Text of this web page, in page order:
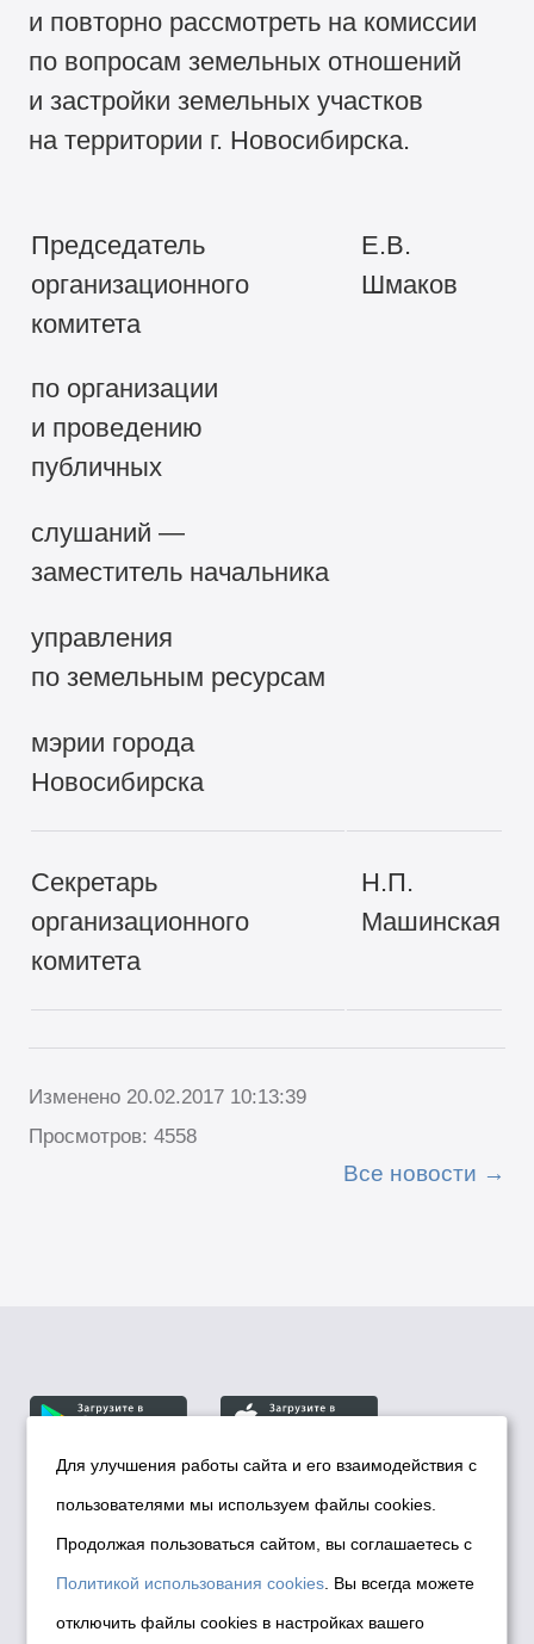
и повторно рассмотреть на комиссии
по вопросам земельных отношений
и застройки земельных участков
на территории г. Новосибирска.
Председатель
организационного
комитета
по организации
и проведению
публичных
слушаний —
заместитель начальника
управления
по земельным ресурсам
мэрии города
Новосибирска
Е.В.
Шмаков
Секретарь
организационного
комитета
Н.П.
Машинская
Изменено 20.02.2017 10:13:39
Просмотров: 4558
Все новости
© Департамент информационной политики мэрии
города Новосибирска, 2026
Политика использования Cookies
Политика по обработке персональных
Для улучшения работы сайта и его взаимодействия с
пользователями мы используем файлы cookies.
Продолжая пользоваться сайтом, вы соглашаетесь с
Политикой использования cookies . Вы всегда можете
отключить файлы cookies в настройках вашего